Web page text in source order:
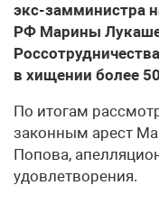
экс-замминистра
РФ Марины
в хищении более
По итогам
законным арест
Попова,
удовлетворения.